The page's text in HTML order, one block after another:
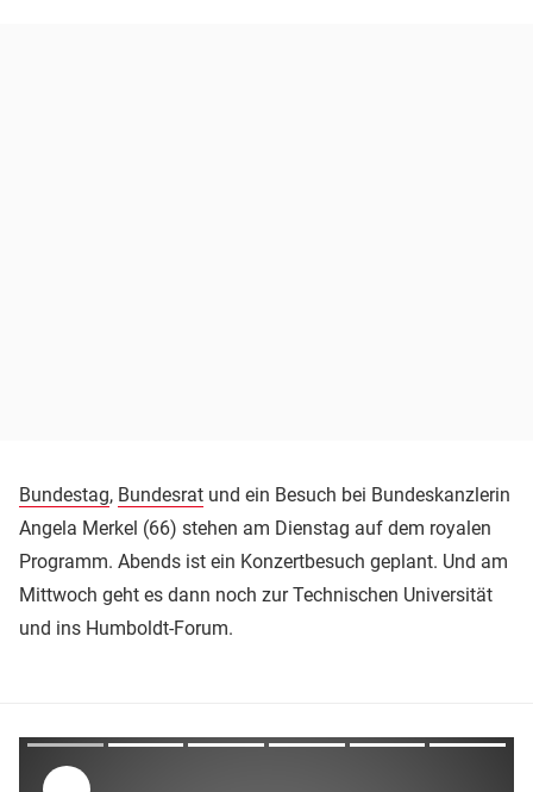
Bundestag, Bundesrat und ein Besuch bei Bundeskanzlerin
Angela Merkel (66) stehen am Dienstag auf dem royalen
Programm. Abends ist ein Konzertbesuch geplant. Und am
Mittwoch geht es dann noch zur Technischen Universität
und ins Humboldt-Forum.